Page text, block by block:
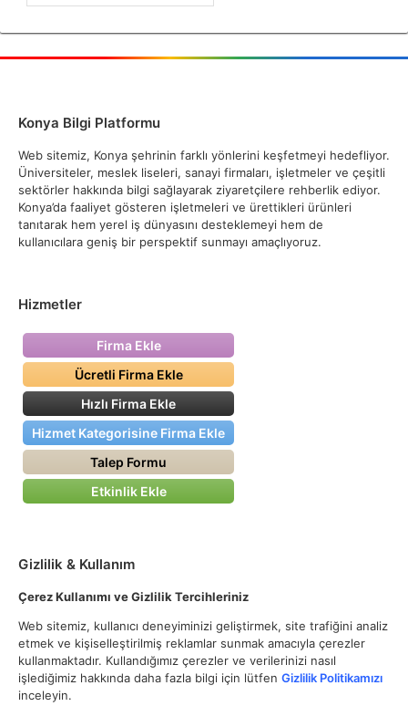
Konya Bilgi Platformu
Web sitemiz, Konya şehrinin farklı yönlerini keşfetmeyi hedefliyor.
Üniversiteler, meslek liseleri, sanayi firmaları, işletmeler ve çeşitli
sektörler hakkında bilgi sağlayarak ziyaretçilere rehberlik ediyor.
Konya’da faaliyet gösteren işletmeleri ve ürettikleri ürünleri
tanıtarak hem yerel iş dünyasını desteklemeyi hem de
kullanıcılara geniş bir perspektif sunmayı amaçlıyoruz.
Hizmetler
Firma Ekle
Ücretli Firma Ekle
Hızlı Firma Ekle
Hizmet Kategorisine Firma Ekle
Talep Formu
Etkinlik Ekle
Gizlilik & Kullanım
Çerez Kullanımı ve Gizlilik Tercihleriniz
Web sitemiz, kullanıcı deneyiminizi geliştirmek, site trafiğini analiz
etmek ve kişiselleştirilmiş reklamlar sunmak amacıyla çerezler
kullanmaktadır. Kullandığımız çerezler ve verilerinizi nasıl
işlediğimiz hakkında daha fazla bilgi için lütfen Gizlilik Politikamızı
inceleyin.